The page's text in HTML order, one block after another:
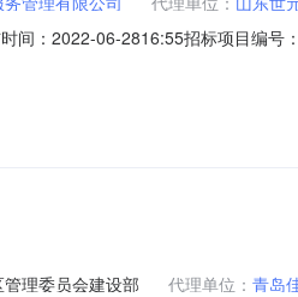
间：2022-06-2816:55招标项目编号
岛开投隆悦企业咨询服务管理有限
理委员会建设部 代理单位： 青岛